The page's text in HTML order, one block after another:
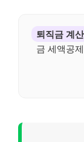
퇴직금 계산
금 세액공